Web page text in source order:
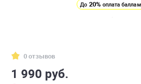
До 20% оплата
0 отзывов
1 990 руб.